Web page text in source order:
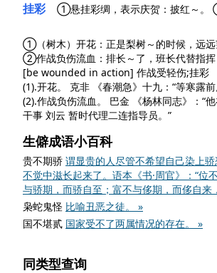
挂彩 ①悬挂彩绸，表示庆贺：披红～。
①（树木）开花：正是梨树～的时候，远远
②作战负伤流血：排长～了，班长代替指挥
[be wounded in action] 作战受轻伤;挂彩
(1).开花。 克非
《春潮急》 十九：“等寒露
(2).作战负伤流血。 巴金
《杨林同志》 ：“
干事 刘云 暂时代理二连指导员。”
生僻成语小百科
贵不期骄 谓显贵的人尽管不希望自己染上
不觉中滋长起来了。语本《书·周官》：“位
与骄期，而骄自至；富不与侈期，而侈自来
枭蛇鬼怪 比喻丑恶之徒。 »
国不堪贰 国家受不了两属情况的存在。 »
同类型查询